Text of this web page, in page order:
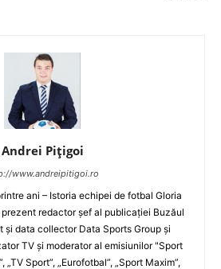
Andrei Pițigoi
www.andreipitigoi.ro
ani – Istoria echipei de fotbal Gloria
prezent redactor şef al publicaţiei Buzăul
şi data collector Data Sports Group şi
TV şi moderator al emisiunilor "Sport
„TV Sport”, „Eurofotbal”, „Sport Maxim”,